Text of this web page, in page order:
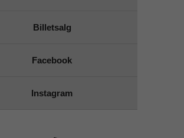
Billetsalg
Facebook
Instagram